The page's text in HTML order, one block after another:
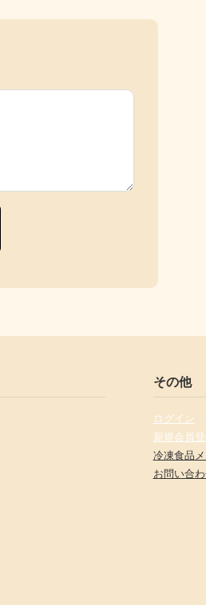
その他
ログイン
新規会員
冷凍食品
お問い合